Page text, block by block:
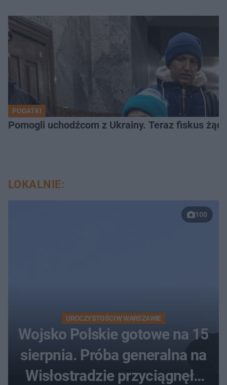
PODATKI
Pomogli uchodźcom z Ukrainy. Teraz fiskus
LOKALNIE:
100
UROCZYSTOŚCI W WARSZAWIE
Wojsko Polskie gotowe na 15
sierpnia. Próba generalna na
Wisłostradzie przyciągnęła